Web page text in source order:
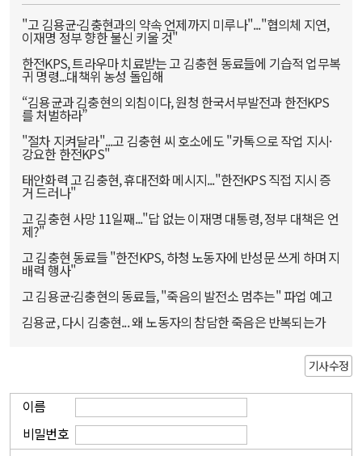
"고 김용균·김충현과의 약속 언제까지 미루나"..."협의체 지연,
이재명 정부 향한 불신 키울 것"
한전KPS, 트라우마 치료받는 고 김충현 동료들에 기습적 업무복
귀 명령...대책위 농성 돌입해
“김용균과 김충현의 외침이다, 원청 한국서부발전과 한전KPS
를 처벌하라”
"절차 지켜달라"...고 김충현 씨 호소에도 "카톡으로 작업 지시·
강요한 한전KPS"
태안화력 고 김충현, 휴대전화 메시지..."한전KPS 직접 지시 증
거 드러나"
고 김충현 사망 11일째..."답 없는 이재명 대통령, 정부 대책은 언
제?"
고 김충현 동료들 "한전KPS, 하청 노동자에 반성문 쓰게 하며 지
배력 행사"
고 김용균·김충현의 동료들, "죽음의 발전소 멈추는" 파업 예고
김용균, 다시 김충현... 왜 노동자의 참담한 죽음은 반복되는가
기사수정
이름
비밀번호